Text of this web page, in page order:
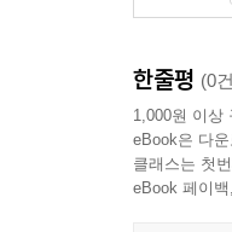
한줄평 (0
1,000원 이상
eBook은 다
클래스는 첫
eBook 페이